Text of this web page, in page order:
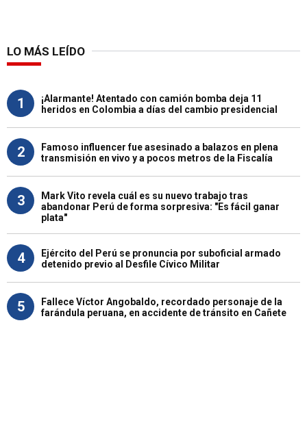
LO MÁS LEÍDO
1
¡Alarmante! Atentado con camión bomba deja 11
heridos en Colombia a días del cambio presidencial
2
Famoso influencer fue asesinado a balazos en plena
transmisión en vivo y a pocos metros de la Fiscalía
3
Mark Vito revela cuál es su nuevo trabajo tras
abandonar Perú de forma sorpresiva: "Es fácil ganar
plata"
4
Ejército del Perú se pronuncia por suboficial armado
detenido previo al Desfile Cívico Militar
5
Fallece Víctor Angobaldo, recordado personaje de la
farándula peruana, en accidente de tránsito en Cañete